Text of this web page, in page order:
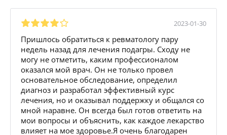
2023-01-30
Пришлось обратиться к ревматологу пару
недель назад для лечения подагры. Сходу не
могу не отметить, каким профессионалом
оказался мой врач. Он не только провел
основательное обследование, определил
диагноз и разработал эффективный курс
лечения, но и оказывал поддержку и общался со
мной наравне. Он всегда был готов ответить на
мои вопросы и объяснить, как каждое лекарство
влияет на мое здоровье.Я очень благодарен